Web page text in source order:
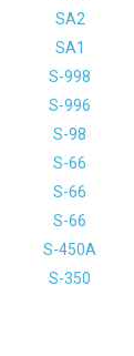
SA2
SA1
S-998
S-996
S-98
S-66
S-66
S-66
S-450A
S-350